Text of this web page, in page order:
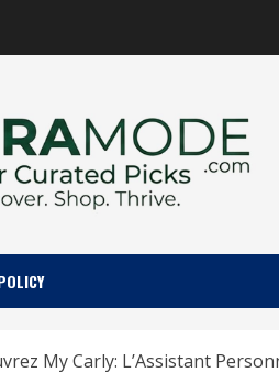
My Carly: L’Assistant